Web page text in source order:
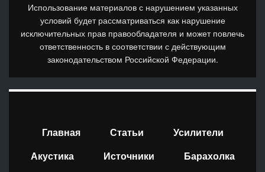
Использование материалов с нарушением указанных
условий будет рассматриваться как нарушение
исключительных прав правообладателя и может повлечь
ответственность в соответствии с действующим
законодательством Российской Федерации.
Главная Статьи
Усилители
Акустика
Источники Барахолка